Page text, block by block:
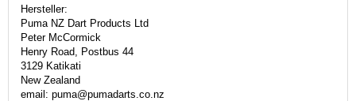
Hersteller:
Puma NZ Dart Products Ltd
Peter McCormick
Henry Road, Postbus 44
3129 Katikati
New Zealand
email: puma@pumadarts.co.nz